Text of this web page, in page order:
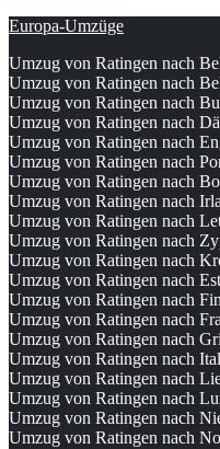
Europa-Umzüge
Umzug von Ratingen nach
Umzug von Ratingen nach
Umzug von Ratingen nach
Umzug von Ratingen nach
Umzug von Ratingen nach
Umzug von Ratingen nach
Umzug von Ratingen nach
Umzug von Ratingen nach
Umzug von Ratingen nach
Umzug von Ratingen nach
Umzug von Ratingen nach
Umzug von Ratingen nach
Umzug von Ratingen nach
Umzug von Ratingen nach
Umzug von Ratingen nach
Umzug von Ratingen nach
Umzug von Ratingen nach
Umzug von Ratingen nach
Umzug von Ratingen nach
Umzug von Ratingen nach